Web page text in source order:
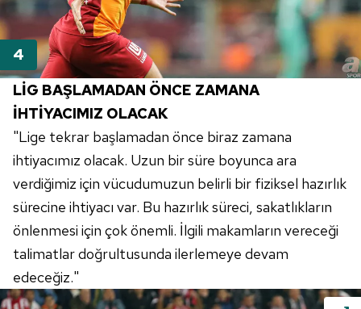
LİG BAŞLAMADAN ÖNCE ZAMANA
İHTİYACIMIZ OLACAK
"Lige tekrar başlamadan önce biraz zamana
ihtiyacımız olacak. Uzun bir süre boyunca ara
verdiğimiz için vücudumuzun belirli bir fiziksel hazırlık
sürecine ihtiyacı var. Bu hazırlık süreci, sakatlıkların
önlenmesi için çok önemli. İlgili makamların vereceği
talimatlar doğrultusunda ilerlemeye devam
edeceğiz."